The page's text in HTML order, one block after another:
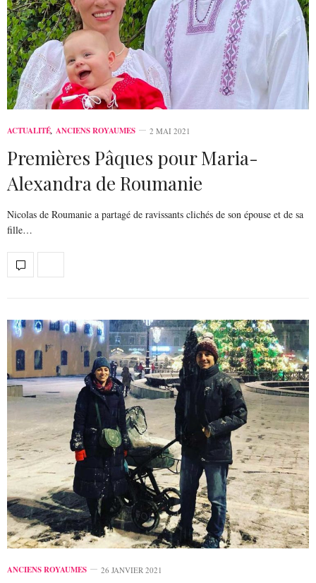
ACTUALITÉ, ANCIENS ROYAUMES 2 MAI 2021
Premières Pâques pour Maria-
Alexandra de Roumanie
Nicolas de Roumanie a partagé de ravissants clichés de son épouse et de sa
fille…
ANCIENS ROYAUMES 26 JANVIER 2021